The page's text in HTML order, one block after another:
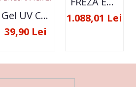
Gel UV Constructie FSM 50ML - 07
39,90 Lei
1.088,01 Lei